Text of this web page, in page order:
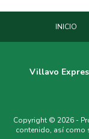
INICIO
Villavo
Copyright © 2026 -
contenido, así como